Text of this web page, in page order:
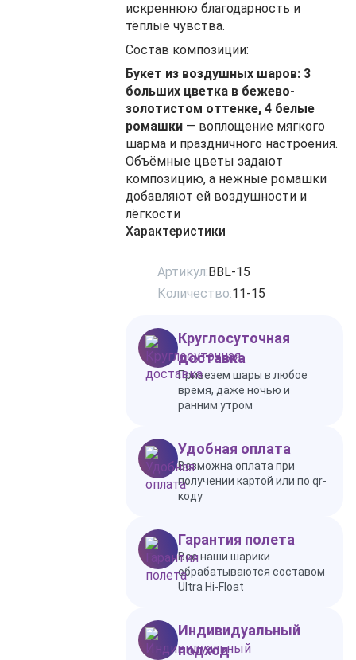
искреннюю благодарность и
тёплые чувства.
Состав композиции:
Букет из воздушных шаров: 3
больших цветка в бежево-
золотистом оттенке, 4 белые
ромашки — воплощение мягкого
шарма и праздничного настроения.
Объёмные цветы задают
композицию, а нежные ромашки
добавляют ей воздушности и
лёгкости
Характеристики
Артикул:BBL-15
Количество:11-15
Круглосуточная
доставка
Привезем шары в любое
время, даже ночью и
ранним утром
Удобная оплата
Возможна оплата при
получении картой или по qr-
коду
Гарантия полета
Все наши шарики
обрабатываются составом
Ultra Hi-Float
Индивидуальный
подход